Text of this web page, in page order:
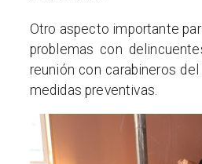
Otro aspecto importante
problemas con
reunión con carabineros
medidas preventivas.